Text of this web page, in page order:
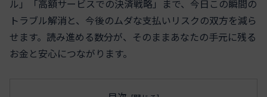
ル」「高額サービスでの決済戦略」まで、今日この瞬間の
トラブル解消と、今後のムダな支払いリスクの双方を減ら
せます。読み進める数分が、そのままあなたの手元に残る
お金と安心につながります。